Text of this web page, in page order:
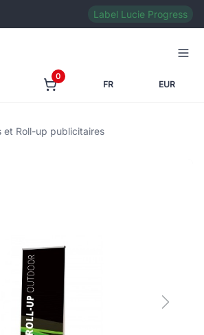
Label Lucie Progress
0
FR EUR
et Roll-up publicitaires
Next